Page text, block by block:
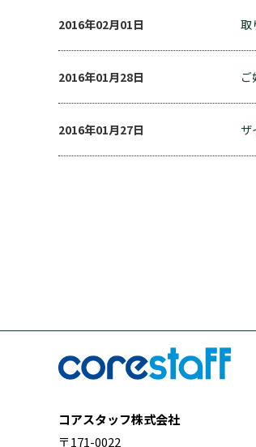
2016年02月01日 取
2016年01月28日
2016年01月27日 ザ
コアスタッフ株式会社
〒171-0022